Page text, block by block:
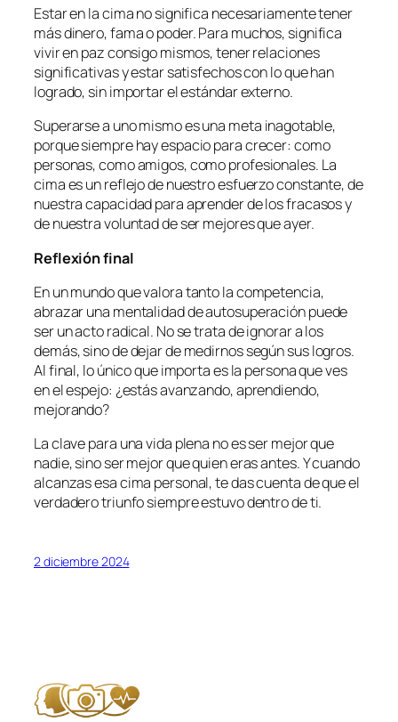
Estar en la cima no significa necesariamente tener
más dinero, fama o poder. Para muchos, significa
vivir en paz consigo mismos, tener relaciones
significativas y estar satisfechos con lo que han
logrado, sin importar el estándar externo.
Superarse a uno mismo es una meta inagotable,
porque siempre hay espacio para crecer: como
personas, como amigos, como profesionales. La
cima es un reflejo de nuestro esfuerzo constante, de
nuestra capacidad para aprender de los fracasos y
de nuestra voluntad de ser mejores que ayer.
Reflexión final
En un mundo que valora tanto la competencia,
abrazar una mentalidad de autosuperación puede
ser un acto radical. No se trata de ignorar a los
demás, sino de dejar de medirnos según sus logros.
Al final, lo único que importa es la persona que ves
en el espejo: ¿estás avanzando, aprendiendo,
mejorando?
La clave para una vida plena no es ser mejor que
nadie, sino ser mejor que quien eras antes. Y cuando
alcanzas esa cima personal, te das cuenta de que el
verdadero triunfo siempre estuvo dentro de ti.
2 diciembre 2024